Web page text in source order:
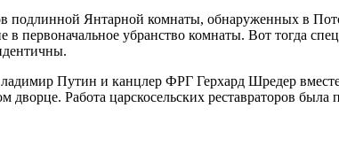
Янтарной комнаты, обнаруженных в
убранство комнаты. Вот тогда
Путин и канцлер ФРГ Герхард Шредер
Работа царскосельских реставраторов была